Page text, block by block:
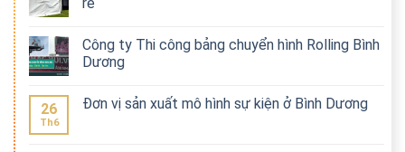
Công ty Thi công bảng chuyển hình Rolling Bình
Dương
26
Th6
Đơn vị sản xuất mô hình sự kiện ở Bình Dương